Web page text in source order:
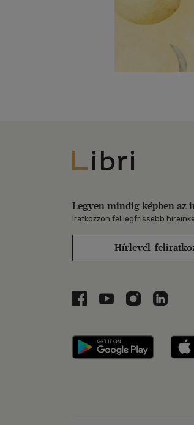
Libri
Legyen mindig képben az
Iratkozzon fel legfrissebb
Hírlevél-
Libri a Facebookon
Libri a Youtube-on
Libri azLibri
Libri